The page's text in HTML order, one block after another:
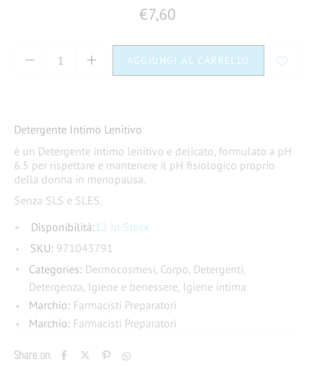
€7,60
AGGIUNGI AL CARRELLO
Detergente Intimo Lenitivo
è un Detergente intimo lenitivo e delicato, formulato a pH
6.5 per rispettare e mantenere il pH fisiologico proprio
della donna in menopausa.
Senza SLS e SLES.
Disponibilità:12 In Stock
Share on:
SKU: 971043791
Categories: Dermocosmesi, Corpo, Detergenti,
Detergenza, Igiene e benessere, Igiene intima
Marchio: Farmacisti Preparatori
Marchio: Farmacisti Preparatori